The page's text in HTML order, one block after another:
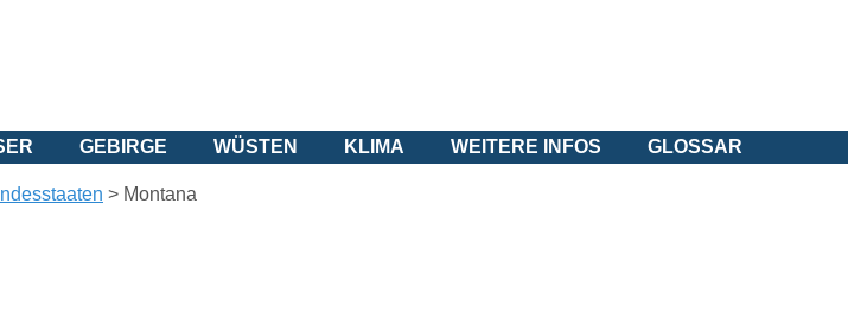
GEBIRGE WÜSTEN KLIMA WEITERE INFOS GLOSSAR
> Montana